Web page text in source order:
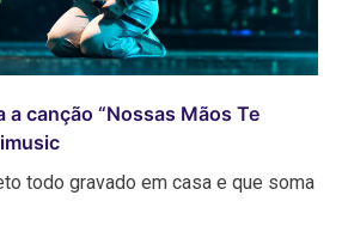
a canção “Nossas Mãos Te
todo gravado em casa e que soma